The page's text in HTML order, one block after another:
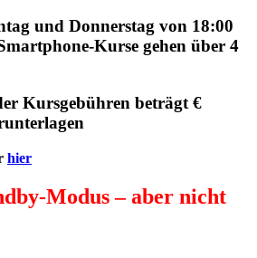
und Donnerstag von 18:00
Kurse gehen über 4
Kursgebühren beträgt €
hier
Modus – aber nicht